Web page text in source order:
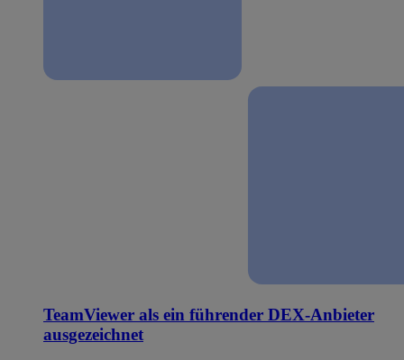
TeamViewer als ein führender DEX-Anbieter
ausgezeichnet